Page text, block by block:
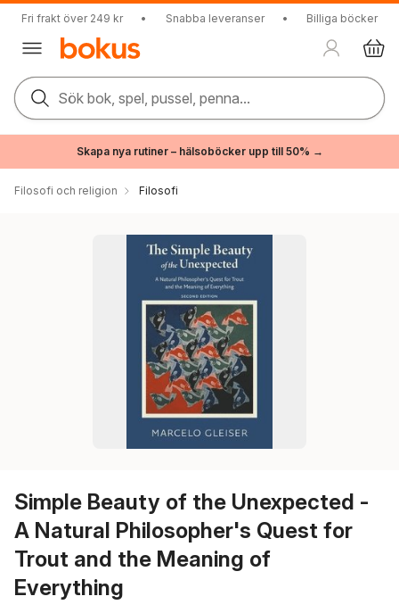
Fri frakt över 249 kr • Snabba leveranser • Billiga böcker
Sök bok, spel, pussel, penna...
Skapa nya rutiner – hälsoböcker upp till 50% →
Filosofi och religion Filosofi
Simple Beauty of the Unexpected -
A Natural Philosopher's Quest for
Trout and the Meaning of
Everything